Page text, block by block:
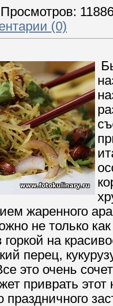
Просмотров:
(0)
жаренного
не только
на
перец,
это очень
приврать